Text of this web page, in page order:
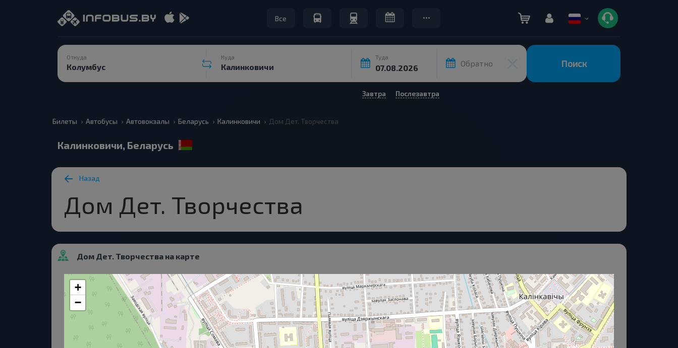
Все
Откуда Куда Туда
Обратно Поиск
Завтра Послезавтра
Билеты Автобусы Автовокзалы Беларусь Калинковичи Дом Дет. Творчества
Калинковичи, Беларусь
Назад
Дом Дет. Творчества
Дом Дет. Творчества на карте
+
−